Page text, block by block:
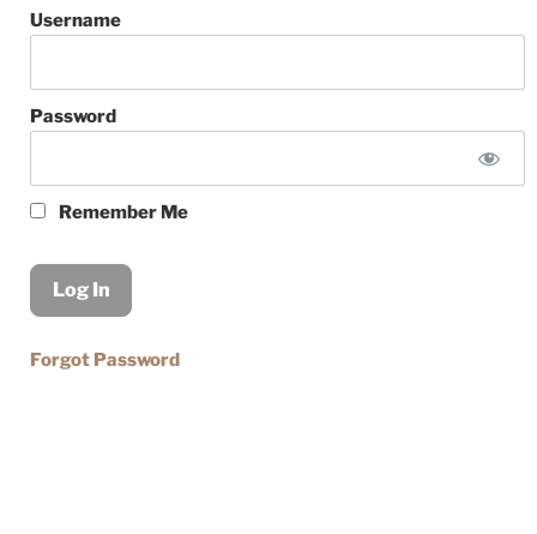
Username
Password
Remember Me
Forgot Password